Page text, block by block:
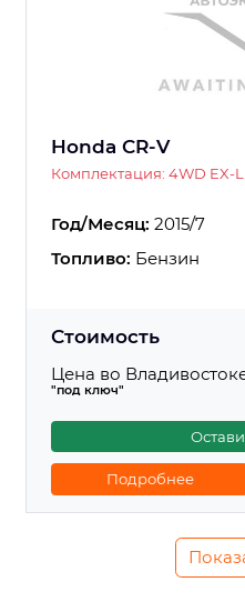
Honda CR-V
Комплектация: 4WD EX-
Год/Месяц: 2015/7
Топливо: Бензин
Стоимость
Цена во
"под ключ"
Подробнее